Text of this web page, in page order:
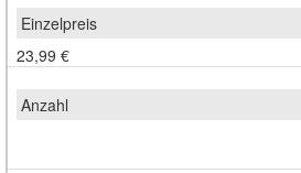
23,99 €